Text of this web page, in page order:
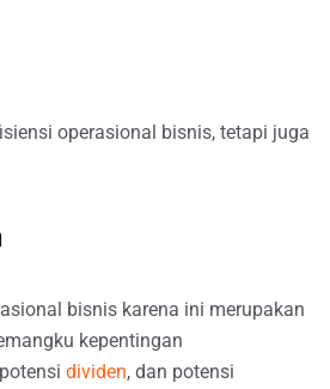
operasional bisnis, tetapi juga
bisnis karena ini merupakan
kepentingan
dividen, dan potensi